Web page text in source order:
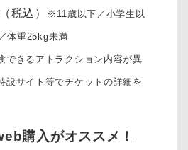
税込） ※11歳以下／小学生以
体重25kg未満
できるアトラクション内容が異
設サイト等でチケットの詳細を
購入がオススメ！